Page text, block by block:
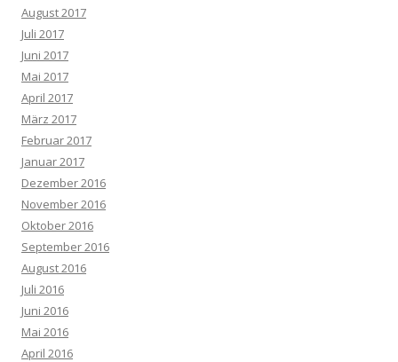
August 2017
Juli 2017
Juni 2017
Mai 2017
April 2017
März 2017
Februar 2017
Januar 2017
Dezember 2016
November 2016
Oktober 2016
September 2016
August 2016
Juli 2016
Juni 2016
Mai 2016
April 2016